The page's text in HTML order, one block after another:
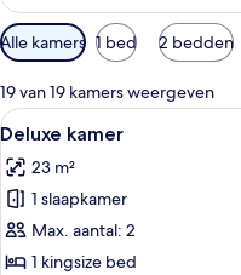
Beschikbare
filters
voor
kamers
Alle kamers 1 bed 2 bedden
19 van 19 kamers weergeven
Alle
foto's
voor
Deluxe
kamer
laden
5
Deluxe kamer
23 m²
1 slaapkamer
Max. aantal: 2
1 kingsize bed